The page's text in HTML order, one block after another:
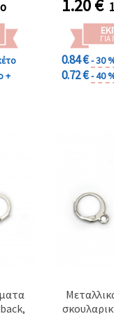
+
1.20€
0.84 €- 30
0.72 €- 40